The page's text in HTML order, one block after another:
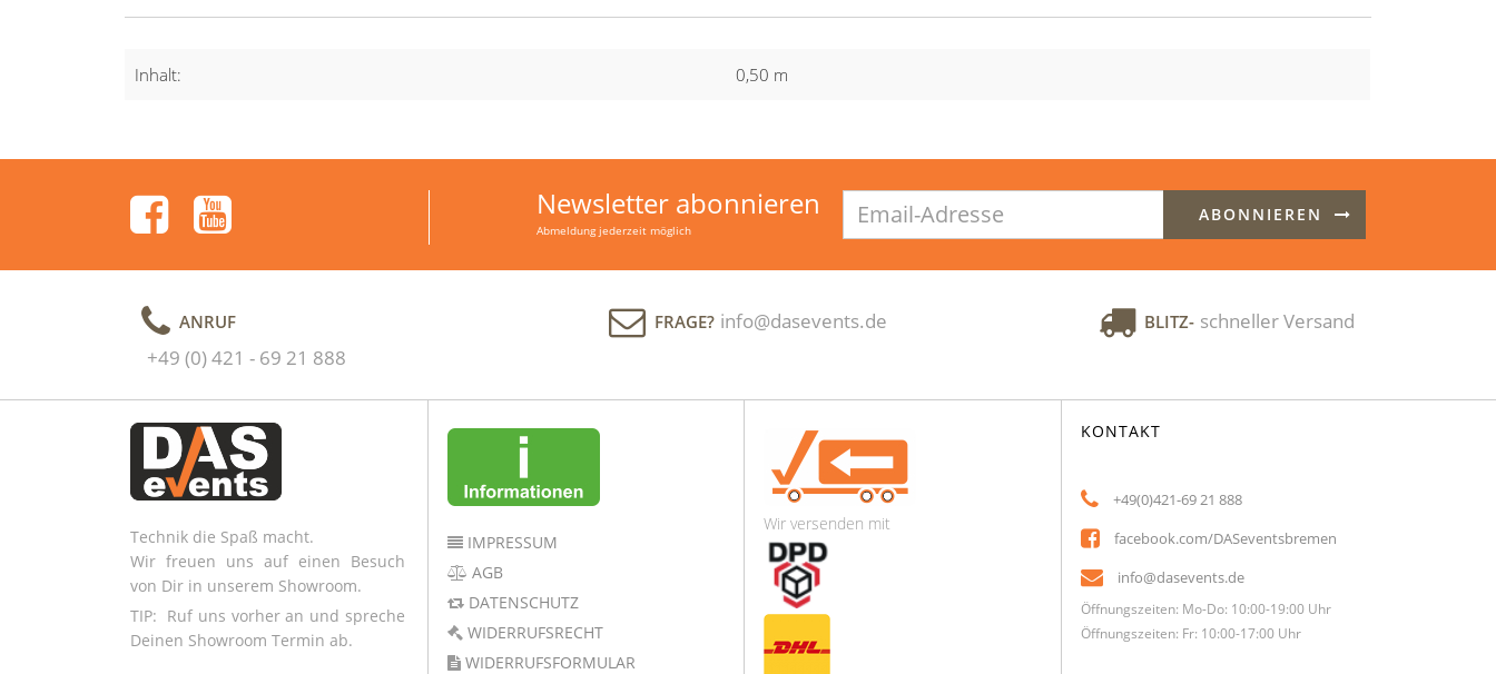
Inhalt: 0,50 m
Newsletter abonnieren
Abmeldung jederzeit möglich
Adresse
ABONNIEREN
ANRUF
+49 (0) 421 - 69 21 888
FRAGE? info@dasevents.de BLITZ- schneller Versand
Technik die Spaß macht.
Wir freuen uns auf einen Besuch
von Dir in unserem Showroom.
TIP: Ruf uns vorher an und spreche
Deinen Showroom Termin ab.
IMPRESSUM
AGB
DATENSCHUTZ
WIDERRUFSRECHT
WIDERRUFSFORMULAR
Wir versenden mit
KONTAKT
+49(0)421-69 21 888
facebook.com/DASeventsbremen
info@dasevents.de
Öffnungszeiten: Mo-Do: 10:00-19:00 Uhr
Öffnungszeiten: Fr: 10:00-17:00 Uhr